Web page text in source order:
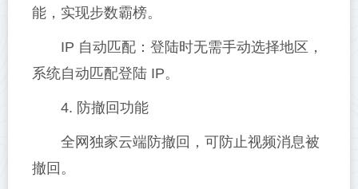
能，实现步数霸榜。
IP 自动匹配：登陆时无需手动选择地区，
系统自动匹配登陆 IP。
4. 防撤回功能
全网独家云端防撤回，可防止视频消息被
撤回。